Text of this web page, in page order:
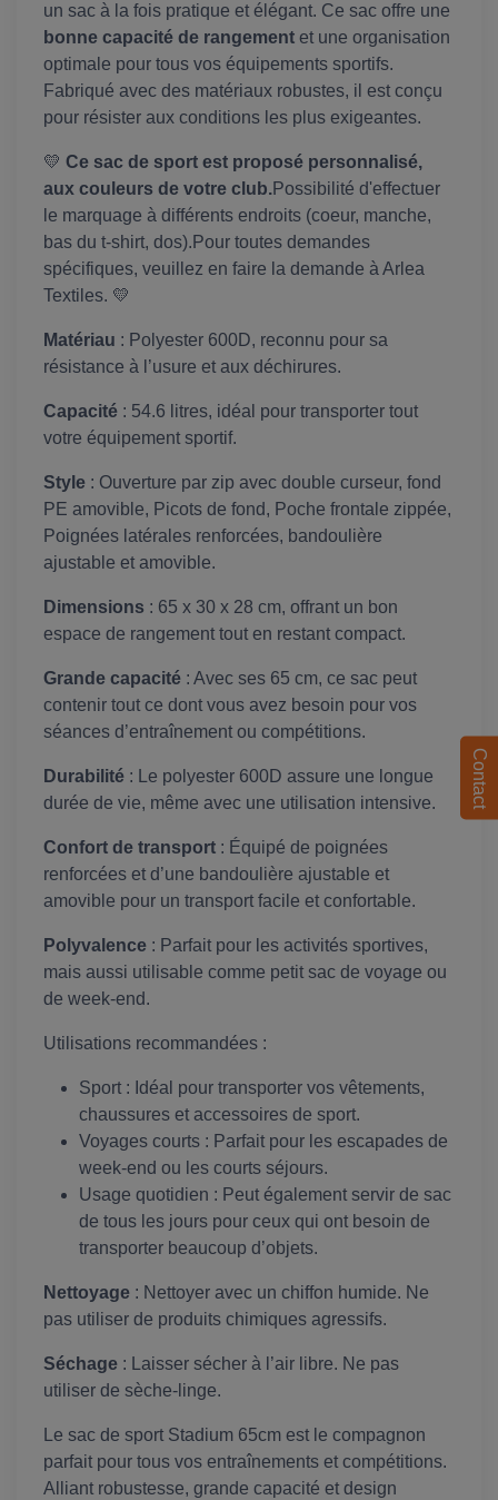
un sac à la fois pratique et élégant. Ce sac offre une
bonne capacité de rangement et une organisation
optimale pour tous vos équipements sportifs.
Fabriqué avec des matériaux robustes, il est conçu
pour résister aux conditions les plus exigeantes.
💛 Ce sac de sport est proposé personnalisé,
aux couleurs de votre club.Possibilité d'effectuer
le marquage à différents endroits (coeur, manche,
bas du t-shirt, dos).Pour toutes demandes
spécifiques, veuillez en faire la demande à Arlea
Textiles. 💛
Matériau : Polyester 600D, reconnu pour sa
résistance à l’usure et aux déchirures.
Capacité : 54.6 litres, idéal pour transporter tout
votre équipement sportif.
Style : Ouverture par zip avec double curseur, fond
PE amovible, Picots de fond, Poche frontale zippée,
Poignées latérales renforcées, bandoulière
ajustable et amovible.
Dimensions : 65 x 30 x 28 cm, offrant un bon
espace de rangement tout en restant compact.
Grande capacité : Avec ses 65 cm, ce sac peut
contenir tout ce dont vous avez besoin pour vos
séances d’entraînement ou compétitions.
Durabilité : Le polyester 600D assure une longue
durée de vie, même avec une utilisation intensive.
Confort de transport : Équipé de poignées
renforcées et d’une bandoulière ajustable et
amovible pour un transport facile et confortable.
Polyvalence : Parfait pour les activités sportives,
mais aussi utilisable comme petit sac de voyage ou
de week-end.
Utilisations recommandées :
Sport : Idéal pour transporter vos vêtements,
chaussures et accessoires de sport.
Voyages courts : Parfait pour les escapades de
week-end ou les courts séjours.
Usage quotidien : Peut également servir de sac
de tous les jours pour ceux qui ont besoin de
transporter beaucoup d’objets.
Nettoyage : Nettoyer avec un chiffon humide. Ne
pas utiliser de produits chimiques agressifs.
Séchage : Laisser sécher à l’air libre. Ne pas
utiliser de sèche-linge.
Le sac de sport Stadium 65cm est le compagnon
parfait pour tous vos entraînements et compétitions.
Alliant robustesse, grande capacité et design
Contact